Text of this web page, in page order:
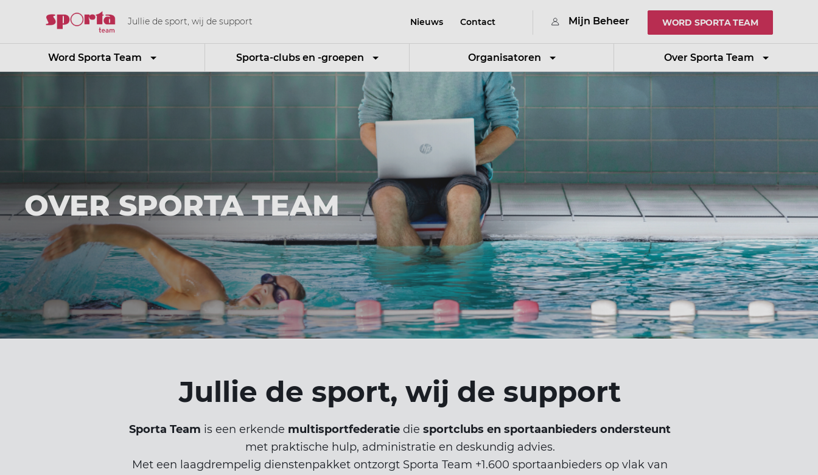
Jullie de sport, wij de support Nieuws Contact Mijn Beheer WORD SPORTA TEAM
Word Sporta Team Sporta-clubs en -groepen Organisatoren Over Sporta Team
OVER SPORTA TEAM
Jullie de sport, wij de support
Sporta Team is een erkende multisportfederatie die sportclubs en sportaanbieders ondersteunt
met praktische hulp, administratie en deskundig advies.
Met een laagdrempelig dienstenpakket ontzorgt Sporta Team +1.600 sportaanbieders op vlak van